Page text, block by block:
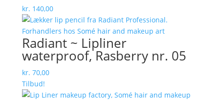
kr. 140,00
Radiant ~ Lipliner
waterproof, Rasberry nr. 05
kr. 70,00
Tilbud!